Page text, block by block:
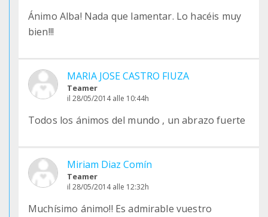
Ánimo Alba! Nada que lamentar. Lo hacéis muy
bien!!!
MARIA JOSE CASTRO FIUZA
Teamer
il 28/05/2014 alle 10:44h
Todos los ánimos del mundo , un abrazo fuerte
Miriam Diaz Comín
Teamer
il 28/05/2014 alle 12:32h
Muchísimo ánimo!! Es admirable vuestro